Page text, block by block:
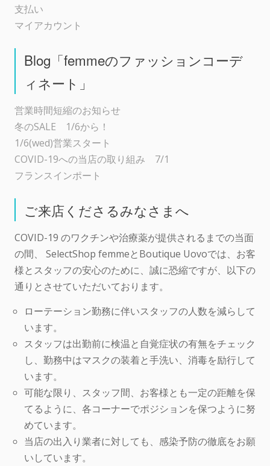
支払い
マイアカウント
Blog「femmeのファッションコーデ
ィネート」
営業時間短縮のお知らせ
冬のSALE 1/6から！
1/6(wed)営業スタート
COVID-19への当店の取り組み 7/1
フランスインポート
ご来店くださるみなさまへ
COVID-19 のワクチンや治療薬が提供されるまでの当面
の間、 SelectShop femmeとBoutique Uovoでは、お客
様とスタッフの安心のために、誠に恐縮ですが、以下の
通りとさせていただいております。
ローテーション勤務に伴いスタッフの人数を減らして
います。
スタッフは出勤前に検温と自覚症状の有無をチェック
し、勤務中はマスクの装着と手洗い、消毒を励行して
います。
可能な限り、スタッフ間、お客様とも一定の距離を保
てるように、各コーナーでポジションを保つように努
めています。
当店の出入り業者に対しても、感染予防の徹底をお願
いしています。